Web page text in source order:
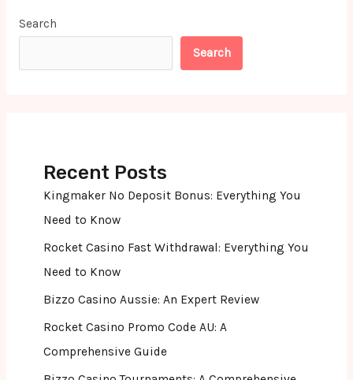
Search
Search
Recent Posts
Kingmaker No Deposit Bonus: Everything You
Need to Know
Rocket Casino Fast Withdrawal: Everything You
Need to Know
Bizzo Casino Aussie: An Expert Review
Rocket Casino Promo Code AU: A
Comprehensive Guide